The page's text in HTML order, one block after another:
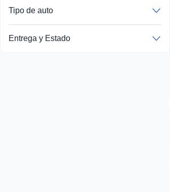
Tipo de auto
Entrega y Estado